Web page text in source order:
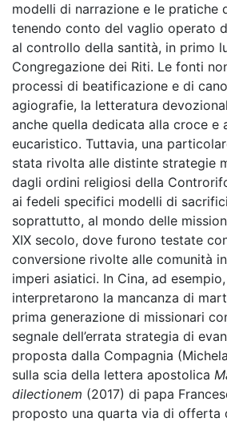
modelli di narrazione e le pratiche
tenendo conto del vaglio operato
al controllo della santità, in primo
Congregazione dei Riti. Le fonti
processi di beatificazione e di
agiografie, la letteratura
anche quella dedicata alla croce e
eucaristico. Tuttavia, una
stata rivolta alle distinte strategie
dagli ordini religiosi della
ai fedeli specifici modelli di
soprattutto, al mondo delle
XIX secolo, dove furono testate
conversione rivolte alle comunità
imperi asiatici. In Cina, ad
interpretarono la mancanza di
prima generazione di missionari
segnale dell’errata strategia di
proposta dalla Compagnia
sulla scia della lettera apostolica
dilectionem (2017) di papa
proposto una quarta via di offerta